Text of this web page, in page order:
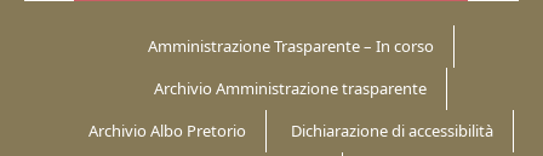
Amministrazione Trasparente – In corso
Archivio Amministrazione trasparente
Archivio Albo Pretorio
Dichiarazione di accessibilità